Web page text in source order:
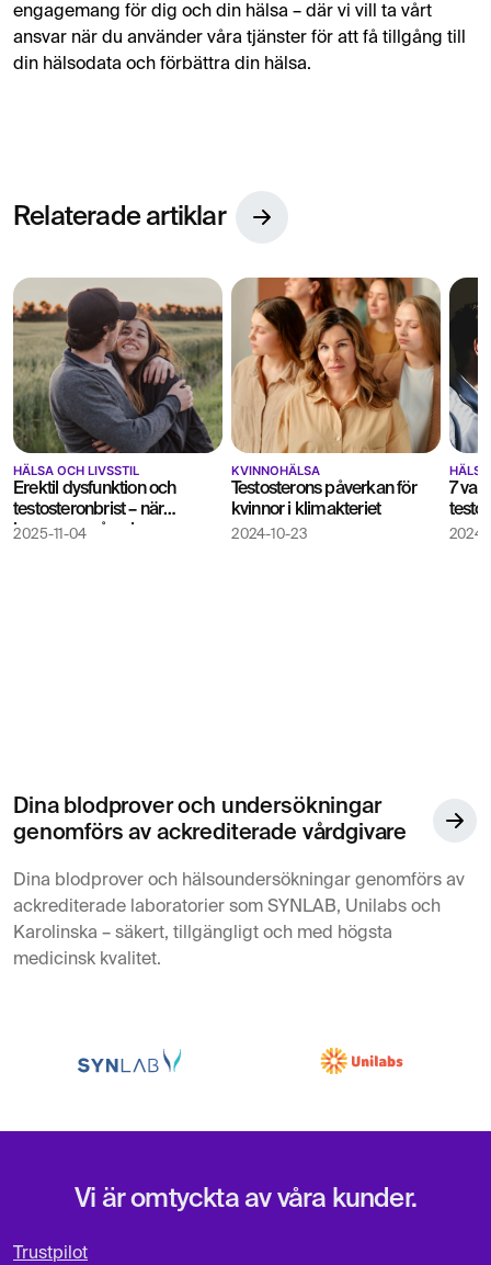
engagemang för dig och din hälsa – där vi vill ta vårt
ansvar när du använder våra tjänster för att få tillgång till
din hälsodata och förbättra din hälsa.
Relaterade artiklar
HÄLSA OCH LIVSSTIL
Erektil dysfunktion och
testosteronbrist – när
hormoner påverkar
2025-11-04
KVINNOHÄLSA
Testosterons påverkan för
kvinnor i klimakteriet
2024-10-23
7
2024-
Dina blodprover och undersökningar
genomförs av ackrediterade vårdgivare
Dina blodprover och hälsoundersökningar genomförs av
ackrediterade laboratorier som SYNLAB, Unilabs och
Karolinska – säkert, tillgängligt och med högsta
medicinsk kvalitet.
Vi är omtyckta av våra kunder.
Trustpilot